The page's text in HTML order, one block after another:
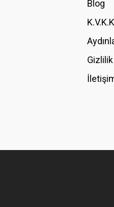
Ürün fiyatı diğer
Bu ürüne benzer farklı
Blog